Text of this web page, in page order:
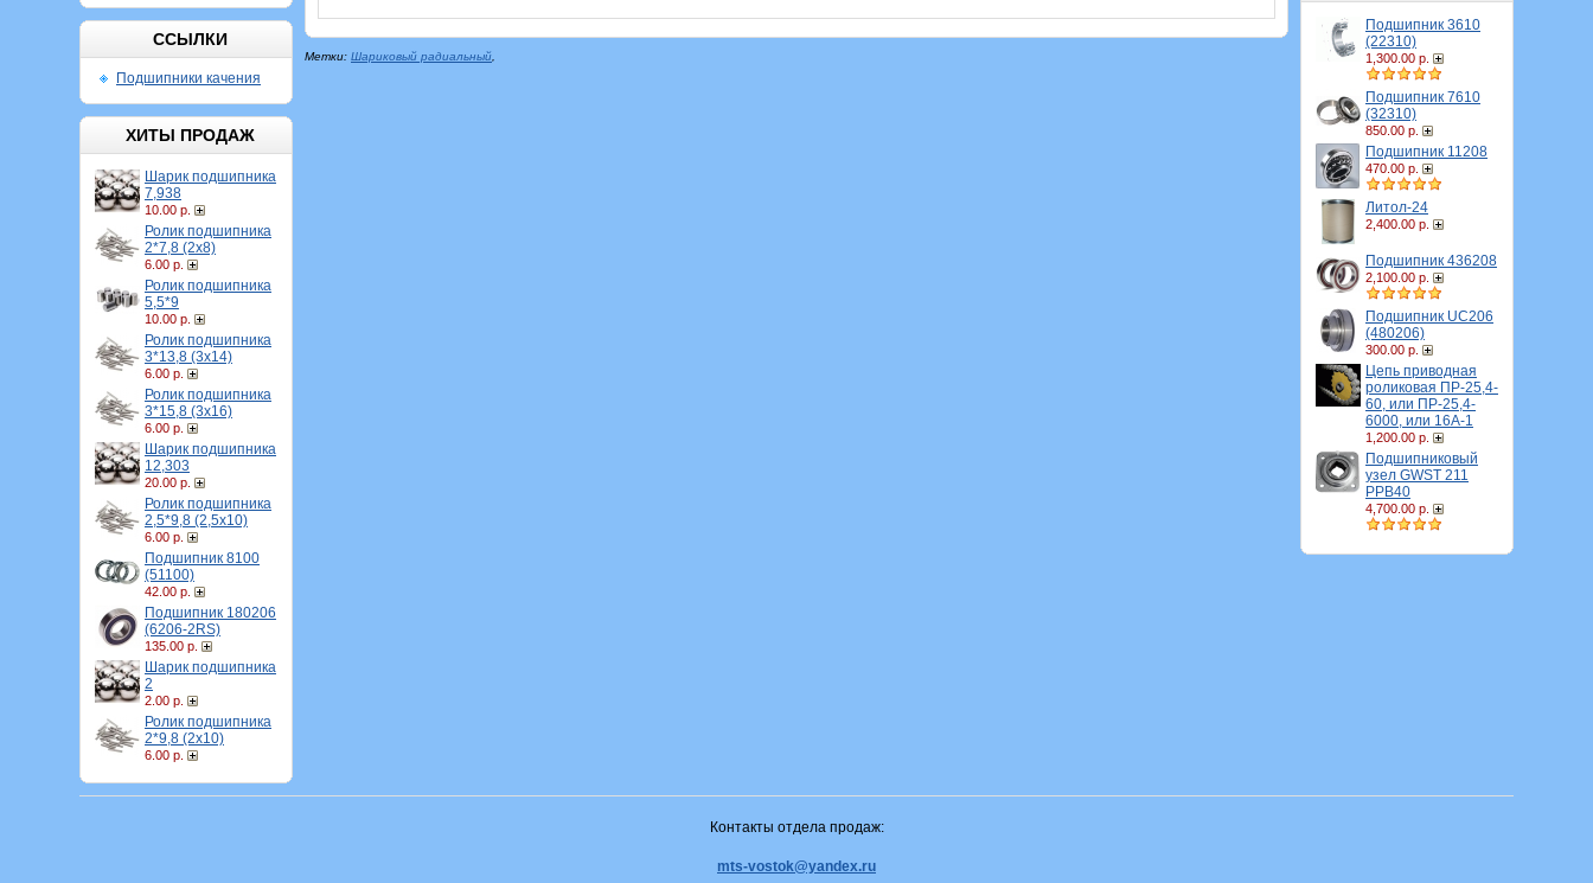
ССЫЛКИ
Подшипники качения
ХИТЫ ПРОДАЖ
Шарик подшипника
7,938
10.00 р.
Ролик подшипника
2*7,8 (2х8)
6.00 р.
Ролик подшипника
5,5*9
10.00 р.
Ролик подшипника
3*13,8 (3х14)
6.00 р.
Ролик подшипника
3*15,8 (3х16)
6.00 р.
Шарик подшипника
12,303
20.00 р.
Ролик подшипника
2,5*9,8 (2,5х10)
6.00 р.
Подшипник 8100
(51100)
42.00 р.
Подшипник 180206
(6206-2RS)
135.00 р.
Шарик подшипника
2
2.00 р.
Ролик подшипника
2*9,8 (2х10)
6.00 р.
Подшипник 3610
(22310)
1,300.00 р.
Подшипник 7610
(32310)
850.00 р.
Подшипник 11208
470.00 р.
Литол-24
2,400.00 р.
Подшипник 436208
2,100.00 р.
Подшипник UC206
(480206)
300.00 р.
Цепь приводная
роликовая ПР-25,4-
60, или ПР-25,4-
6000, или 16A-1
1,200.00 р.
Подшипниковый
узел GWST 211
PPB40
4,700.00 р.
Метки: Шариковый радиальный
Контакты отдела продаж:
mts-vostok@yandex.ru